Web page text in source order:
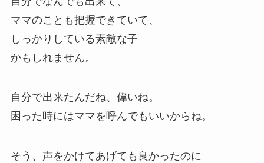
ママのことも把握できていて、
しっかりしている素敵な子
かもしれません。
自分で出来たんだね、偉いね。
困った時にはママを呼んでもいいからね。
そう、声をかけてあげても良かったのに